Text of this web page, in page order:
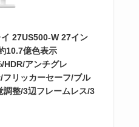
27US500-W 27イン
10.7億色表示
アンチグレ
リッカーセーフ/ブル
調整/3辺フレームレス/3